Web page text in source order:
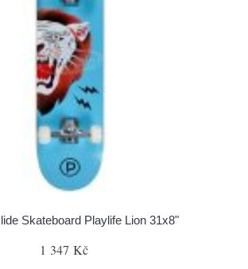
Skateboard Playlife Lion 31x8"
1 347 Kč